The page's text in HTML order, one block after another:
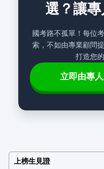
選？讓
國考路不孤單！每位
索，不如由專業顧問
打造您
立即由專
上榜生見證